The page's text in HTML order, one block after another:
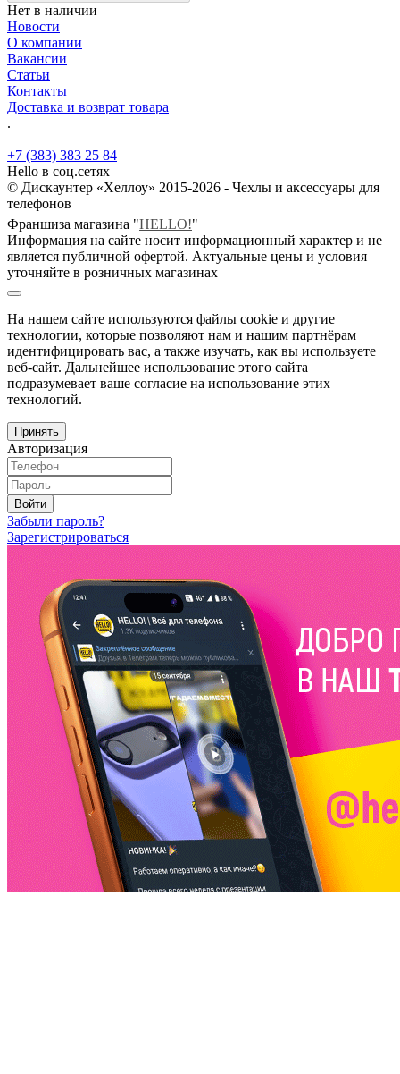
Нет в наличии
Новости
О компании
Вакансии
Статьи
Контакты
Доставка и возврат товара
.
+7 (383) 383 25 84
Hello в соц.сетях
© Дискаунтер «Хеллоу» 2015-2026 - Чехлы и аксессуары для
телефонов
Франшиза магазина "HELLO!"
Информация на сайте носит информационный характер и не
является публичной офертой. Актуальные цены и условия
уточняйте в розничных магазинах
На нашем сайте используются файлы cookie и другие
технологии, которые позволяют нам и нашим партнёрам
идентифицировать вас, а также изучать, как вы используете
веб-сайт. Дальнейшее использование этого сайта
подразумевает ваше согласие на использование этих
технологий.
Принять
Авторизация
Войти
Забыли пароль?
Зарегистрироваться